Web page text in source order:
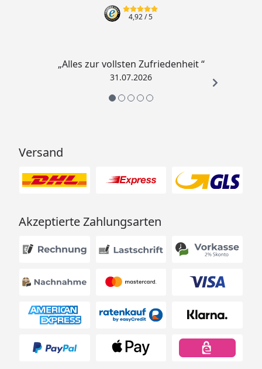
4,92/ 5
„Alles zur vollsten Zufriedenheit “
31.07.2026
Versand
Akzeptierte Zahlungsarten